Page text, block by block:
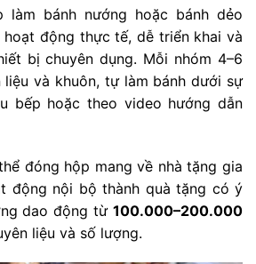
làm bánh nướng hoặc bánh dẻo
động thực tế, dễ triển khai và
bị chuyên dụng. Mỗi nhóm 4–6
liệu và khuôn, tự làm bánh dưới sự
bếp hoặc theo video hướng dẫn
đóng hộp mang về nhà tặng gia
động nội bộ thành quà tặng có ý
dao động từ 100.000–200.000
liệu và số lượng.